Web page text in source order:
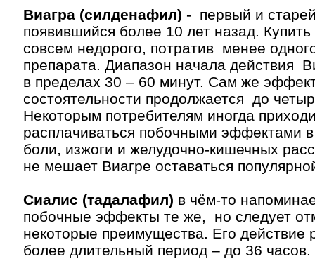
Виагра (силденафил) - первый и
появившийся более 10 лет назад.
совсем недорого, потратив менее
препарата. Диапазон начала действия
в пределах 30 – 60 минут. Сам же
состоятельности продолжается до
Некоторым потребителям иногда
расплачиваться побочными эффектами
боли, изжоги и желудочно-кишечных
не мешает Виагре оставаться
Сиалис (тадалафил) в чём-то
побочные эффекты те же, но следует
некоторые преимущества. Его действие
более длительный период – до 36 часов.